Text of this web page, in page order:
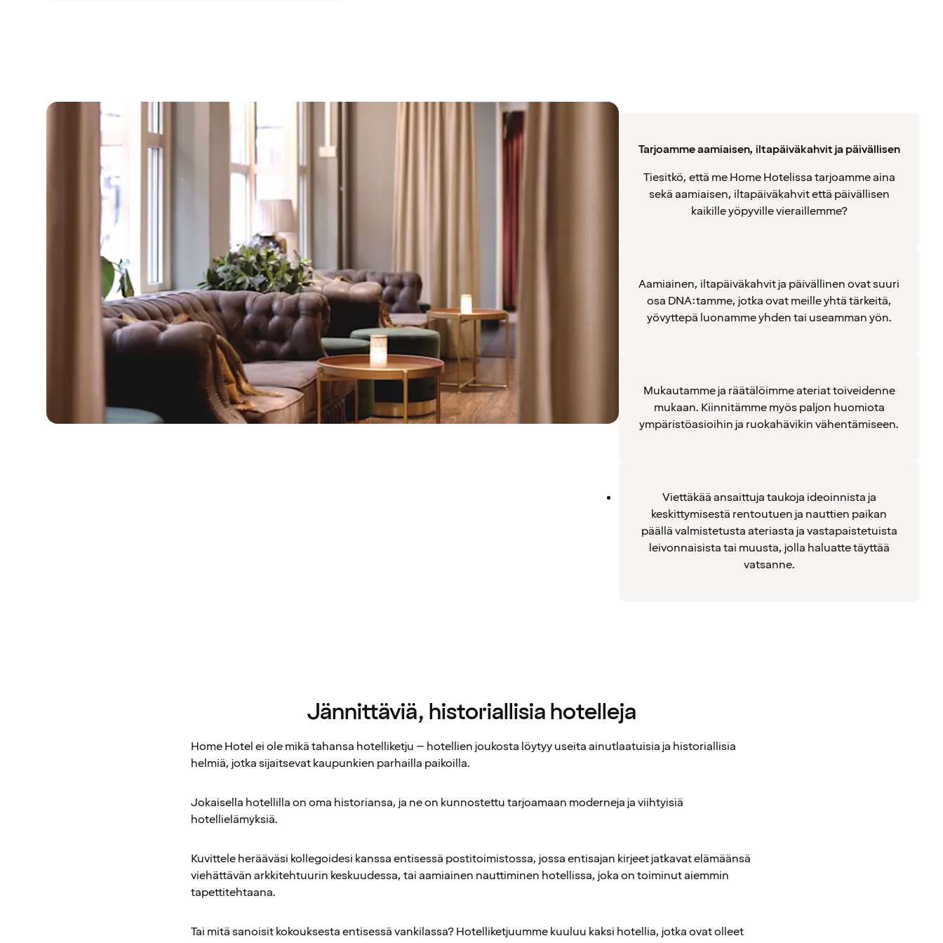
Tarjoamme aamiaisen, iltapäiväkahvit ja päivällisen
Tiesitkö, että me Home Hotelissa tarjoamme aina
sekä aamiaisen, iltapäiväkahvit että päivällisen
kaikille yöpyville vieraillemme?
Aamiainen, iltapäiväkahvit ja päivällinen ovat suuri
osa DNA:tamme, jotka ovat meille yhtä tärkeitä,
yövyttepä luonamme yhden tai useamman yön.
Mukautamme ja räätälöimme ateriat toiveidenne
mukaan. Kiinnitämme myös paljon huomiota
ympäristöasioihin ja ruokahävikin vähentämiseen.
Viettäkää ansaittuja taukoja ideoinnista ja
keskittymisestä rentoutuen ja nauttien paikan
päällä valmistetusta ateriasta ja vastapaistetuista
leivonnaisista tai muusta, jolla haluatte täyttää
vatsanne.
Jännittäviä, historiallisia hotelleja
Home Hotel ei ole mikä tahansa hotelliketju – hotellien joukosta löytyy useita ainutlaatuisia ja historiallisia
helmiä, jotka sijaitsevat kaupunkien parhailla paikoilla.
Jokaisella hotellilla on oma historiansa, ja ne on kunnostettu tarjoamaan moderneja ja viihtyisiä
hotellielämyksiä.
Kuvittele herääväsi kollegoidesi kanssa entisessä postitoimistossa, jossa entisajan kirjeet jatkavat elämäänsä
viehättävän arkkitehtuurin keskuudessa, tai aamiainen nauttiminen hotellissa, joka on toiminut aiemmin
tapettitehtaana.
Tai mitä sanoisit kokouksesta entisessä vankilassa? Hotelliketjuumme kuuluu kaksi hotellia, jotka ovat olleet